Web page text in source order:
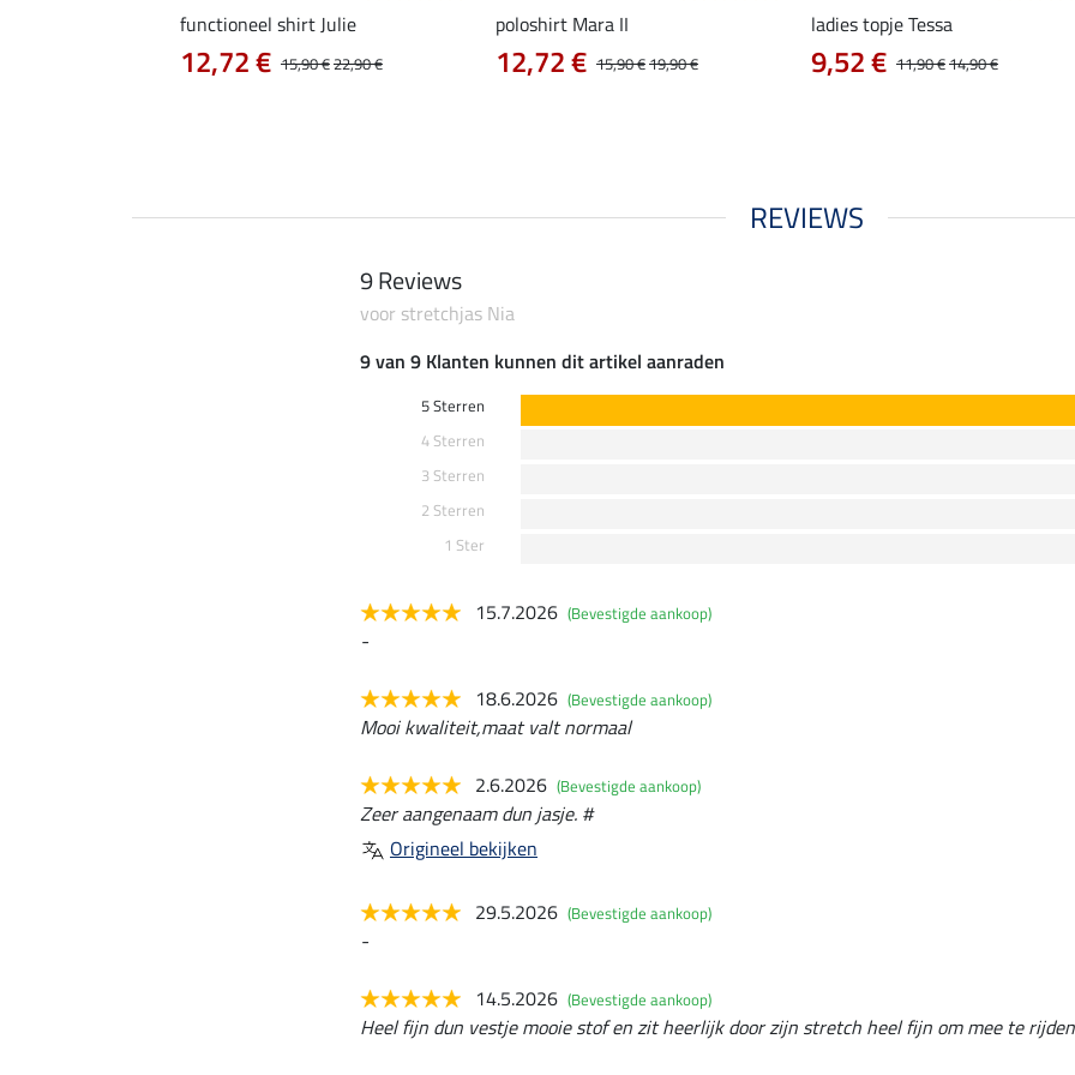
functioneel shirt Julie
15,90 €22,90 €
12,72 €
poloshirt Mara II
15,90 €19,90 €
12,72 €
ladies topje Tessa
11,90 €14,90 €
9,52 €
REVIEWS
9 Reviews
voor stretchjas Nia
9 van 9 Klanten kunnen dit artikel aanraden
5 Sterren
4 Sterren
3 Sterren
2 Sterren
1 Ster
15.7.2026 (Bevestigde aankoop)
-
18.6.2026 (Bevestigde aankoop)
Mooi kwaliteit,maat valt normaal
2.6.2026 (Bevestigde aankoop)
Zeer aangenaam dun jasje. #
Origineel bekijken
29.5.2026 (Bevestigde aankoop)
-
14.5.2026 (Bevestigde aankoop)
Heel fijn dun vestje mooie stof en zit heerlijk door zijn stretch heel fijn om mee te rijden